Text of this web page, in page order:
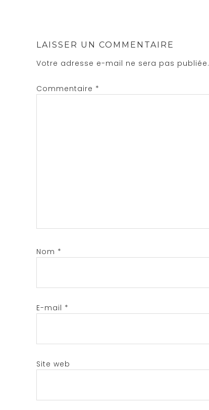
LAISSER UN COMMENTAIRE
Votre adresse e-mail ne sera pas publiée.
Commentaire *
Nom *
E-mail *
Site web